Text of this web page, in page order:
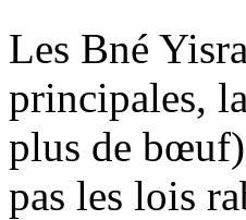
Les Bné
principales,
plus de
pas les lois